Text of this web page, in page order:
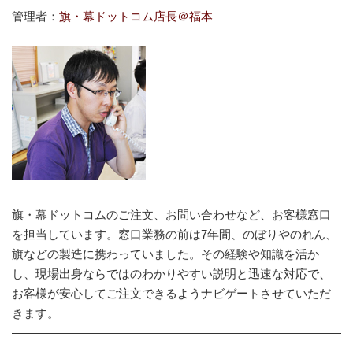
管理者： 旗・幕ドットコム店長＠福本
旗・幕ドットコムのご注文、お問い合わせなど、お客様窓口
を担当しています。窓口業務の前は7年間、のぼりやのれん、
旗などの製造に携わっていました。その経験や知識を活か
し、現場出身ならではのわかりやすい説明と迅速な対応で、
お客様が安心してご注文できるようナビゲートさせていただ
きます。